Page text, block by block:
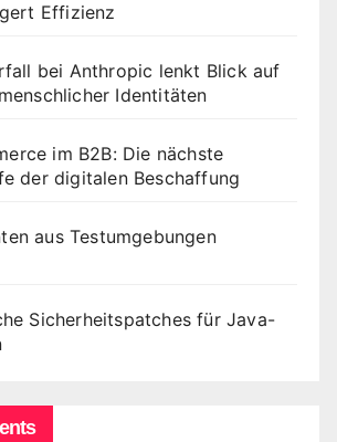
Effizienz
bei Anthropic lenkt Blick auf
Identitäten
im B2B: Die nächste
der digitalen Beschaffung
aus Testumgebungen
Sicherheitspatches für Java-